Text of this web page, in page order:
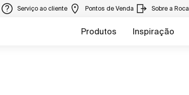
Serviço ao cliente Pontos de Venda Sobre a Roca
Produtos Inspiração